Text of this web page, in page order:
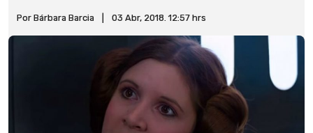
Por Bárbara Barcia 03 Abr, 2018. 12:57 hrs